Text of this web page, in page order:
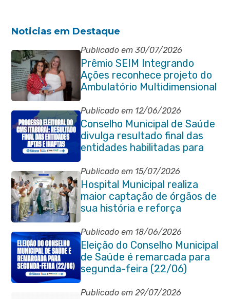
Noticias em Destaque
Publicado em 30/07/2026
Prêmio SEIM Integrando
Ações reconhece projeto do
Ambulatório Multidimensional
da Pessoa Idosa de Itaboraí
Publicado em 12/06/2026
Conselho Municipal de Saúde
divulga resultado final das
entidades habilitadas para
eleição do quadriênio 2026-
2030
Publicado em 15/07/2026
Hospital Municipal realiza
maior captação de órgãos de
sua história e reforça
compromisso com a vida
Publicado em 18/06/2026
Eleição do Conselho Municipal
de Saúde é remarcada para
segunda-feira (22/06)
Publicado em 29/07/2026